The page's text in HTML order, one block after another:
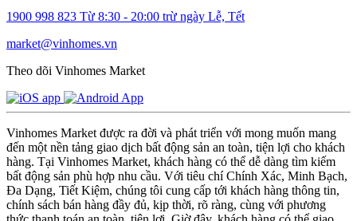
1900 998 823 Từ 8:30 - 20:00 trừ ngày Lễ, Tết
market@vinhomes.vn
Theo dõi Vinhomes Market
Vinhomes Market được ra đời và phát triển với mong muốn mang
đến một nền tảng giao dịch bất động sản an toàn, tiện lợi cho khách
hàng. Tại Vinhomes Market, khách hàng có thể dễ dàng tìm kiếm
bất động sản phù hợp nhu cầu. Với tiêu chí Chính Xác, Minh Bạch,
Đa Dạng, Tiết Kiệm, chúng tôi cung cấp tới khách hàng thông tin,
chính sách bán hàng đầy đủ, kịp thời, rõ ràng, cùng với phương